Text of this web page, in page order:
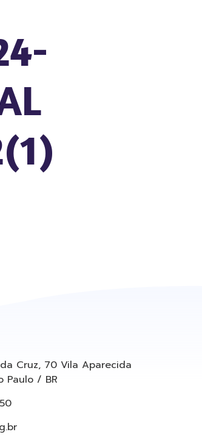
Cruz, 70 Vila Aparecida
Paulo / BR